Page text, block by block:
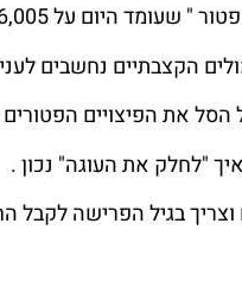
976,005 למשוך את התגמולים
הקצבתיים נחשבים
את הפיצויים
"לחלק את העוגה" נכון .
בגיל הפרישה לקבל